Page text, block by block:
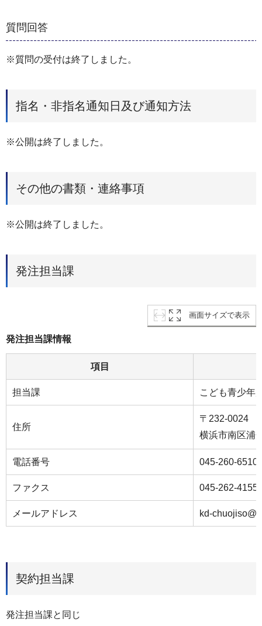
質問回答
※質問の受付は終了しました。
指名・非指名通知日及び通知方法
※公開は終了しました。
その他の書類・連絡事項
※公開は終了しました。
発注担当課
画面サイズで表示
発注担当課情報
項目
担当課 こども青少年
住所
〒232-0024
横浜市南区浦
電話番号 045-260-6510
ファクス 045-262-4155
メールアドレス kd-
契約担当課
発注担当課と同じ